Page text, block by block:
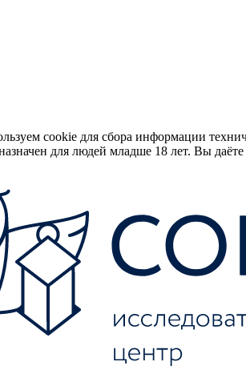
cookie для сбора информации
для людей младше 18 лет. Вы